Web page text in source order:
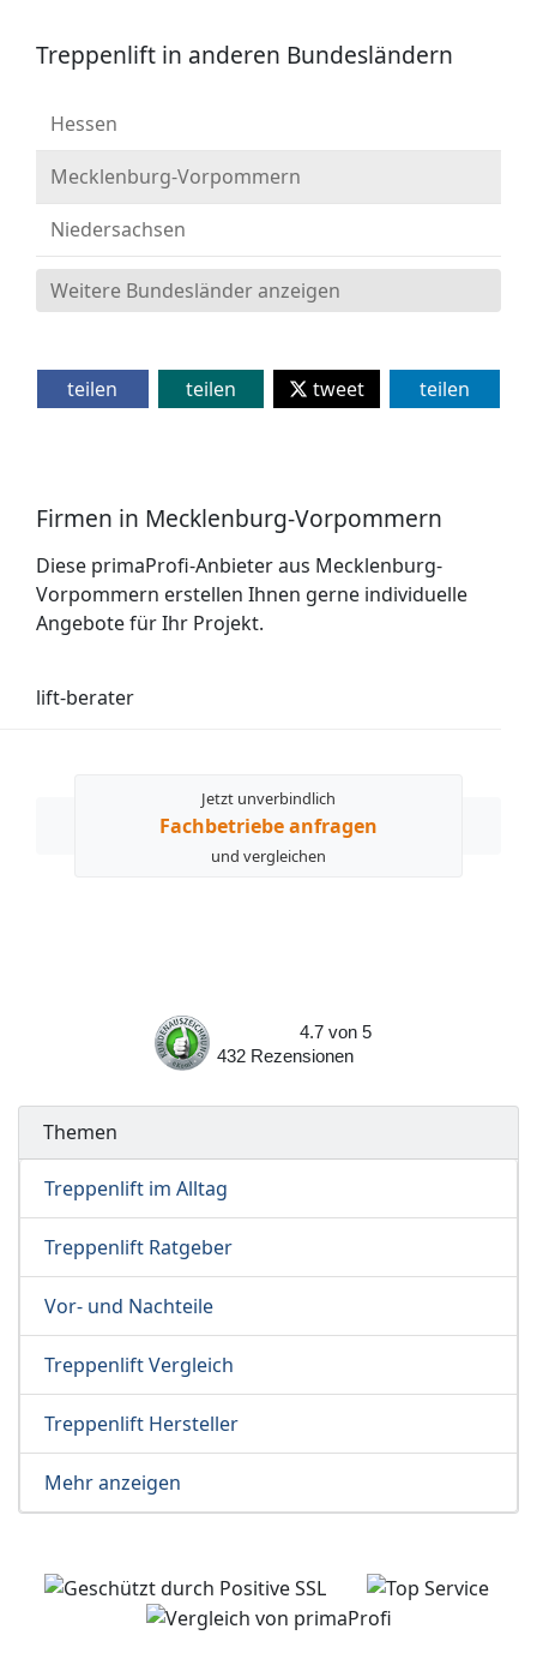
Treppenlift in anderen Bundesländern
Hessen
Mecklenburg-Vorpommern
Niedersachsen
Weitere Bundesländer anzeigen
teilen teilen tweet teilen
Firmen in Mecklenburg-Vorpommern
Diese primaProfi-Anbieter aus Mecklenburg-
Vorpommern erstellen Ihnen gerne individuelle
Angebote für Ihr Projekt.
lift-berater
Jetzt unverbindlich
Fachbetriebe anfragen
und vergleichen
4.7 von 5
432
Rezensionen
Themen
Treppenlift im Alltag
Treppenlift Ratgeber
Vor- und Nachteile
Treppenlift Vergleich
Treppenlift Hersteller
Mehr anzeigen